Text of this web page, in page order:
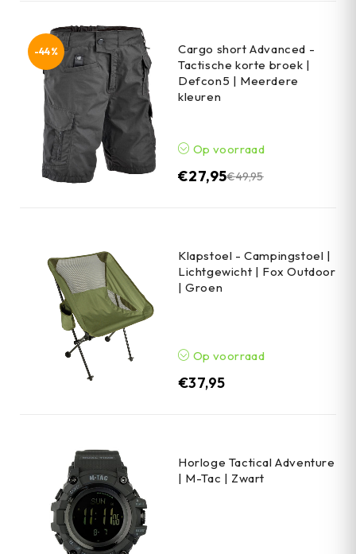
-44%
Cargo short Advanced -
Tactische korte broek |
Defcon5 | Meerdere
kleuren
Op voorraad
€49,95
€27,95
Klapstoel - Campingstoel |
Lichtgewicht | Fox Outdoor
| Groen
Op voorraad
€37,95
Horloge Tactical Adventure
| M-Tac | Zwart